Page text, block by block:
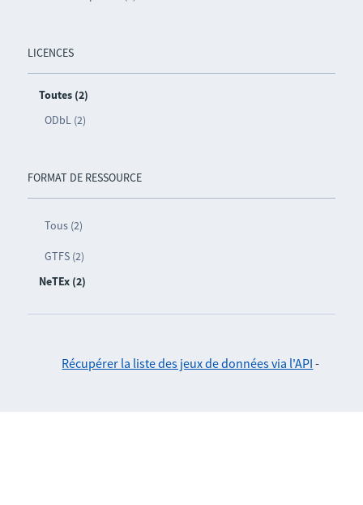
LICENCES
Toutes (2)
ODbL (2)
FORMAT DE RESSOURCE
Tous (2)
GTFS (2)
NeTEx (2)
Récupérer la liste des jeux de données via l'API -